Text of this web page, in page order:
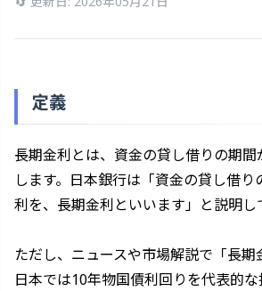
定義
長期金利とは、資金の貸し借りの期
します。日本銀行は「資金の貸し借り
利を、長期金利といいます」と説明し
ただし、ニュースや市場解説で「長期
日本では10年物国債利回りを代表的